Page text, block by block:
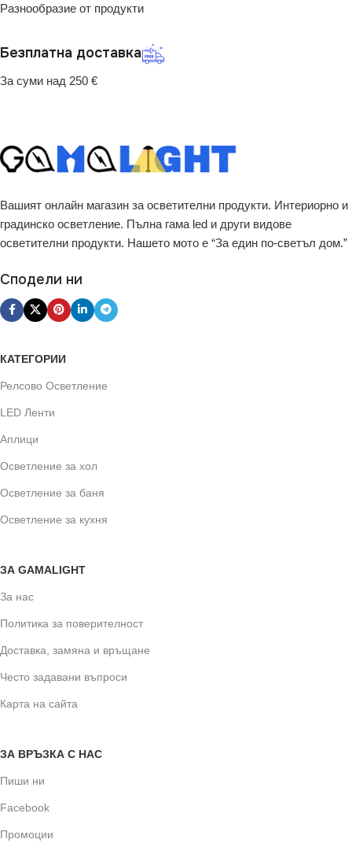
Разнообразие от продукти
Безплатна доставка
За суми над 250 €
Вашият онлайн магазин за осветителни продукти. Интериорно и
градинско осветление. Пълна гама led и други видове
осветителни продукти. Нашето мото е “За един по-светъл дом.”
Сподели ни
КАТЕГОРИИ
Релсово Осветление
LED Ленти
Аплици
Осветление за хол
Осветление за баня
Осветление за кухня
ЗА GAMALIGHT
За нас
Политика за поверителност
Доставка, замяна и връщане
Често задавани въпроси
Карта на сайта
ЗА ВРЪЗКА С НАС
Пиши ни
Facebook
Промоции